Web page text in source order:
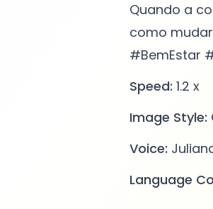
Quando a
como
#BemEstar
Speed: 1.2 x
Image Style:
Voice:
Language